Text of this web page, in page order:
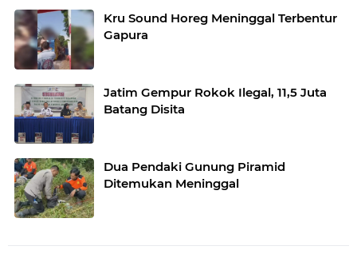
Kru Sound Horeg Meninggal Terbentur
Gapura
Jatim Gempur Rokok Ilegal, 11,5 Juta
Batang Disita
Dua Pendaki Gunung Piramid
Ditemukan Meninggal